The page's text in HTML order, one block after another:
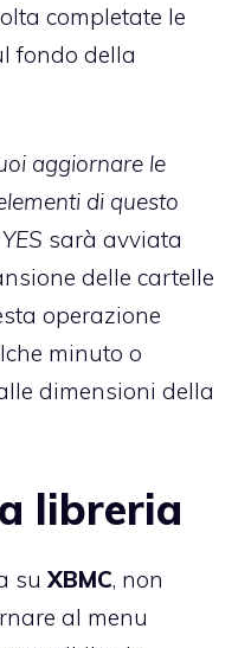
completate le
fondo della
aggiornare le
di questo
YES sarà avviata
delle cartelle
operazione
minuto o
dimensioni della
libreria
su XBMC, non
al menu